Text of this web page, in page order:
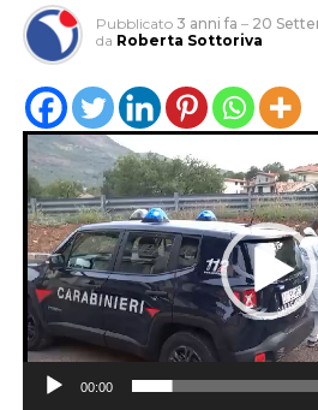
Pubblicato 3 anni fa – 20
da Roberta Sottoriva
Video
Player
00:00